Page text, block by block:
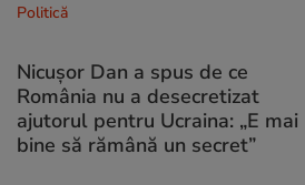
Politică
Nicușor Dan a spus de ce
România nu a desecretizat
ajutorul pentru Ucraina: „E mai
bine să rămână un secret”